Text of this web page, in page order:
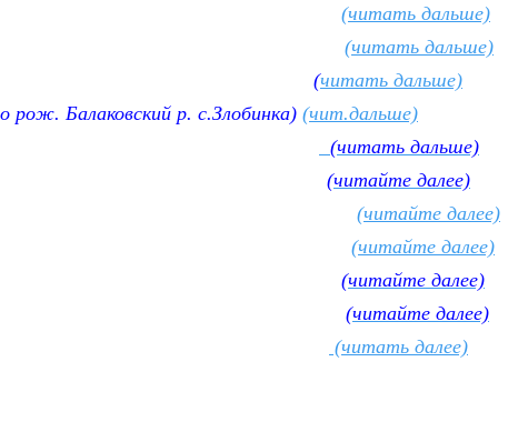
Максимовна
(читать дальше)
Ивановна
(читать дальше)
Стефанович (читать дальше)
рож. Балаковский р. с.Злобинка) (чит.дальше)
(читать дальше)
(читайте далее)
Нилович (читайте далее)
Федорович (читайте далее)
(читайте далее)
церкви (читайте далее)
Кузьминична
(читать далее)